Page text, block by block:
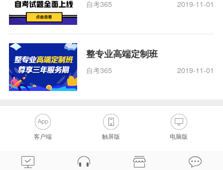
自考365 2019-11-01
整专业高端定制班
自考365 2019-11-01
客户端 触屏版 电脑版